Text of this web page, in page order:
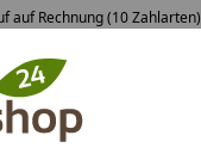
auf Rechnung (10 Zahlarten)